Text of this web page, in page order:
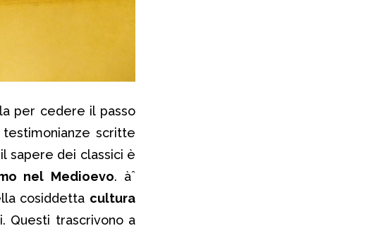
per cedere il passo
scritte
sapere dei classici è
nel Medioevo. àˆ
cosiddetta cultura
Questi trascrivono a